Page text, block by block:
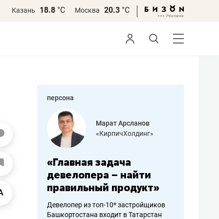
Казань 18.8 °С Москва 20.3 °С
персона
Марат Арсланов
«КирпичХолдинг»
«Главная задача
девелопера – найти
правильный продукт»
Девелопер из топ-10* застройщиков
Башкортостана входит в Татарстан